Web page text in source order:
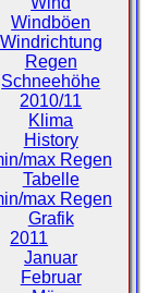
Windböen
Windrichtung
Regen
Schneehöhe
2010/11
Klima
History
max Regen
Tabelle
max Regen
Grafik
2011
Januar
Februar